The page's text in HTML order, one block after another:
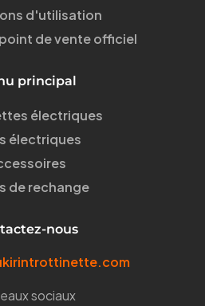
d'utilisation
de vente officiel
principal
électriques
électriques
de rechange
nous
sociaux